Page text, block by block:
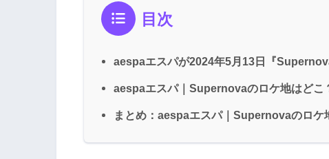
目次
aespaエスパが2024年5月13日『
aespaエスパ｜Supernovaのロケ地はどこ
まとめ：aespaエスパ｜Supernovaのロケ